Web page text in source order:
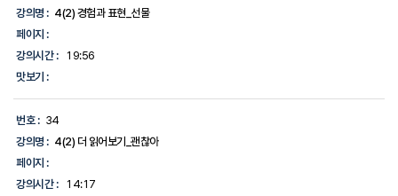
강의명 : 4(2) 경험과 표현_선물
페이지 :
강의시간 :
19:56
맛보기 :
번호 : 34
강의명 : 4(2) 더 읽어보기_괜찮아
페이지 :
강의시간 :
14:17